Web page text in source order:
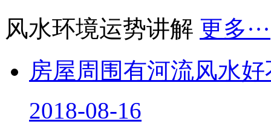
风水环境运势讲解 更多···
房屋周围有河流风水
2018-08-16